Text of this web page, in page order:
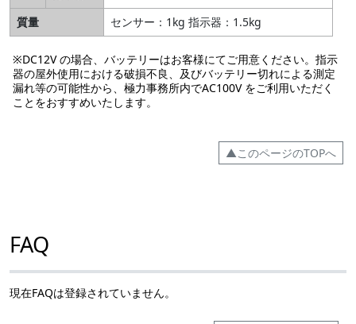
質量
センサー：1kg 指示器：1.5kg
※DC12V の場合、バッテリーはお客様にてご用意ください。指示
器の屋外使用における破損不良、及びバッテリー切れによる測定
漏れ等の可能性から、極力事務所内でAC100V をご利用いただく
ことをおすすめいたします。
▲このページのTOPへ
FAQ
現在FAQは登録されていません。